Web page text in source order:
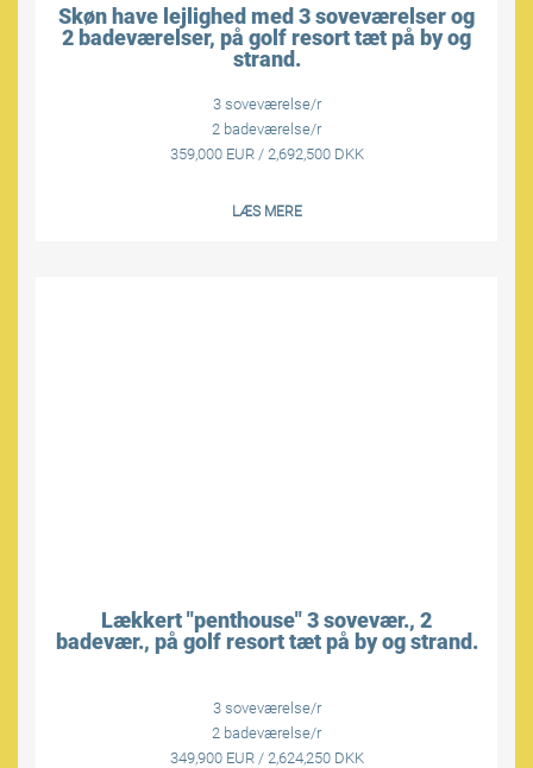
Skøn have lejlighed med 3 soveværelser og
2 badeværelser, på golf resort tæt på by og
strand.
3 soveværelse/r
2 badeværelse/r
359,000 EUR / 2,692,500 DKK
LÆS MERE
Lækkert "penthouse" 3 sovevær., 2
badevær., på golf resort tæt på by og strand.
3 soveværelse/r
2 badeværelse/r
349,900 EUR / 2,624,250 DKK